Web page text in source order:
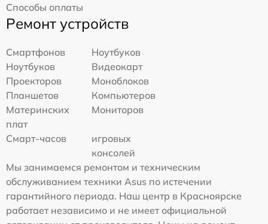
Способы оплаты
Ремонт устройств
Смартфонов
Ноутбуков
Ноутбуков
Видеокарт
Проекторов
Моноблоков
Планшетов
Компьютеров
Материнских
плат
Мониторов
Смарт-часов
игровых
консолей
Мы занимаемся ремонтом и техническим
обслуживанием техники Asus по истечении
гарантийного периода. Наш центр в Красноярске
работает независимо и не имеет официальной